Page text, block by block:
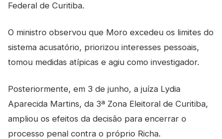
Federal de Curitiba.
O ministro observou que Moro excedeu os limites do
sistema acusatório, priorizou interesses pessoais,
tomou medidas atípicas e agiu como investigador.
Posteriormente, em 3 de junho, a juíza Lydia
Aparecida Martins, da 3ª Zona Eleitoral de Curitiba,
ampliou os efeitos da decisão para encerrar o
processo penal contra o próprio Richa.